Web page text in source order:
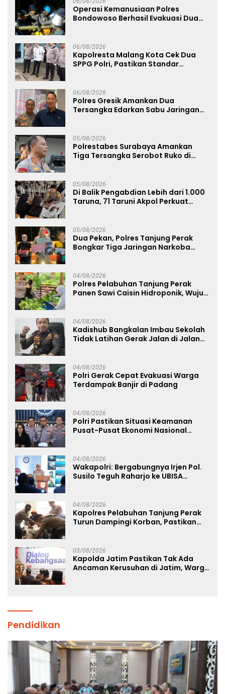
Operasi Kemanusiaan Polres
Bondowoso Berhasil Evakuasi Dua
06/08/2026
Kapolresta Malang Kota Cek Dua
SPPG Polri, Pastikan Standar
06/08/2026
Polres Gresik Amankan Dua
Tersangka Edarkan Sabu Jaringan
05/08/2026
Polrestabes Surabaya Amankan
Tiga Tersangka Serobot Ruko di
05/08/2026
Di Balik Pengabdian Lebih dari 1.000
Taruna, 71 Taruni Akpol Perkuat
05/08/2026
Dua Pekan, Polres Tanjung Perak
Bongkar Tiga Jaringan Narkoba
04/08/2026
Polres Pelabuhan Tanjung Perak
Panen Sawi Caisin Hidroponik, Wujud
04/08/2026
Kadishub Bangkalan Imbau Sekolah
Tidak Latihan Gerak Jalan di Jalan
04/08/2026
Polri Gerak Cepat Evakuasi Warga
Terdampak Banjir di Padang
04/08/2026
Polri Pastikan Situasi Keamanan
Pusat-Pusat Ekonomi Nasional
04/08/2026
Wakapolri: Bergabungnya Irjen Pol.
Susilo Teguh Raharjo ke UBISA
04/08/2026
Kapolres Pelabuhan Tanjung Perak
Turun Dampingi Korban, Pastikan
03/08/2026
Kapolda Jatim Pastikan Tak Ada
Ancaman Kerusuhan di Jatim, Warga
Pendidikan